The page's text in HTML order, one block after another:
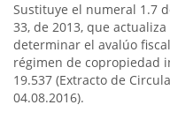
Sustituye el numeral 1.7
33, de 2013, que
determinar el avalúo
régimen de copropiedad
19.537 (Extracto de
04.08.2016).